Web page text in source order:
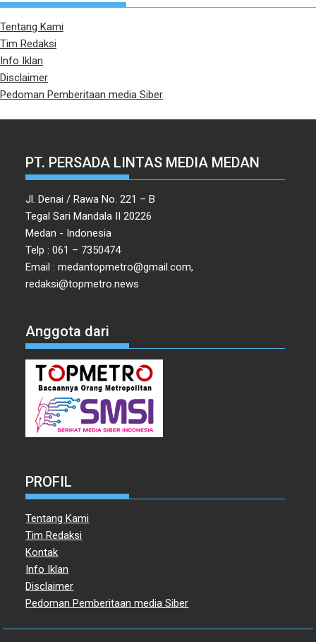
Tentang Kami
Tim Redaksi
Info Iklan
Disclaimer
Pedoman Pemberitaan media Siber
PT. PERSADA LINTAS MEDIA MEDAN
Jl. Denai / Rawa No. 221 – B
Tegal Sari Mandala II 20226
Medan - Indonesia
Telp : 061 – 7350474
Email : medantopmetro@gmail.com,
redaksi@topmetro.news
Anggota dari
PROFIL
Tentang Kami
Tim Redaksi
Kontak
Info Iklan
Disclaimer
Pedoman Pemberitaan media Siber